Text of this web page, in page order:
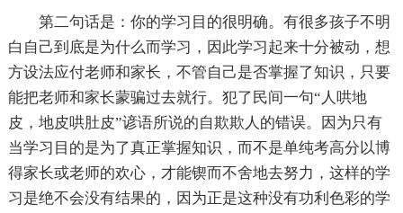
第二句话是：你的学习目的很明确。有很多孩子不明
白自己到底是为什么而学习，因此学习起来十分被动，想
方设法应付老师和家长，不管自己是否掌握了知识，只要
能把老师和家长蒙骗过去就行。犯了民间一句“人哄地
皮，地皮哄肚皮”谚语所说的自欺欺人的错误。因为只有
当学习目的是为了真正掌握知识，而不是单纯考高分以博
得家长或老师的欢心，才能锲而不舍地去努力，这样的学
习是绝不会没有结果的，因为正是这种没有功利色彩的学